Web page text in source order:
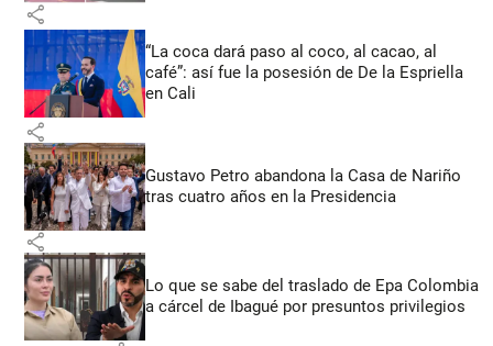
share
“La coca dará paso al coco, al cacao, al
café”: así fue la posesión de De la Espriella
en Cali
share
Gustavo Petro abandona la Casa de Nariño
tras cuatro años en la Presidencia
share
Lo que se sabe del traslado de Epa Colombia
a cárcel de Ibagué por presuntos privilegios